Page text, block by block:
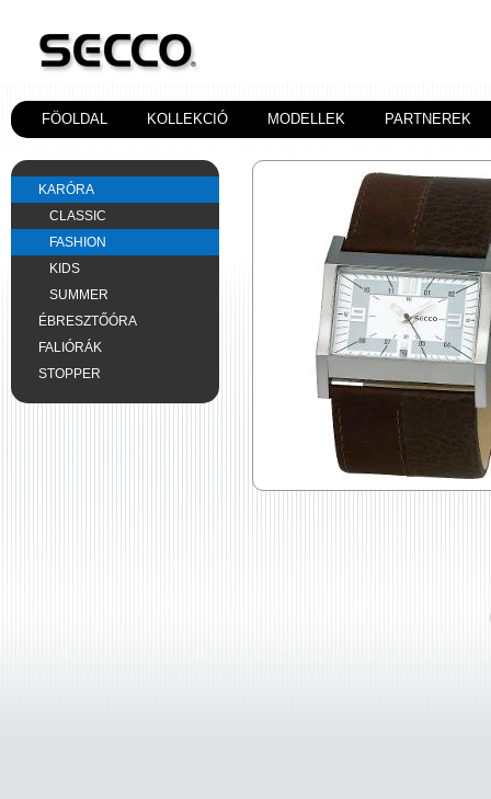
FÖOLDAL KOLLEKCIÓ MODELLEK PARTNEREK
KARÓRA
CLASSIC
FASHION
KIDS
SUMMER
ÉBRESZTŐÓRA
FALIÓRÁK
STOPPER